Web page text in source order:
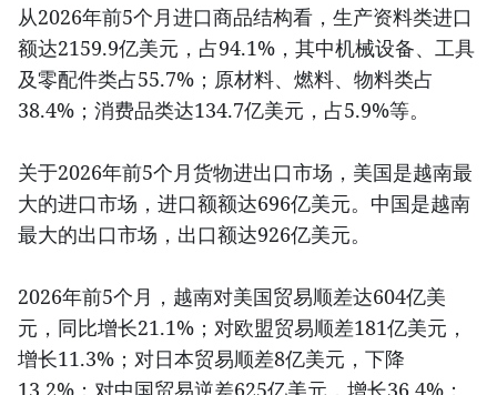
从2026年前5个月进口商品结构看，生产资料类进口
额达2159.9亿美元，占94.1%，其中机械设备、工具
及零配件类占55.7%；原材料、燃料、物料类占
38.4%；消费品类达134.7亿美元，占5.9%等。
关于2026年前5个月货物进出口市场，美国是越南最
大的进口市场，进口额额达696亿美元。中国是越南
最大的出口市场，出口额达926亿美元。
2026年前5个月，越南对美国贸易顺差达604亿美
元，同比增长21.1%；对欧盟贸易顺差181亿美元，
增长11.3%；对日本贸易顺差8亿美元，下降
13.2%；对中国贸易逆差625亿美元，增长36.4%；